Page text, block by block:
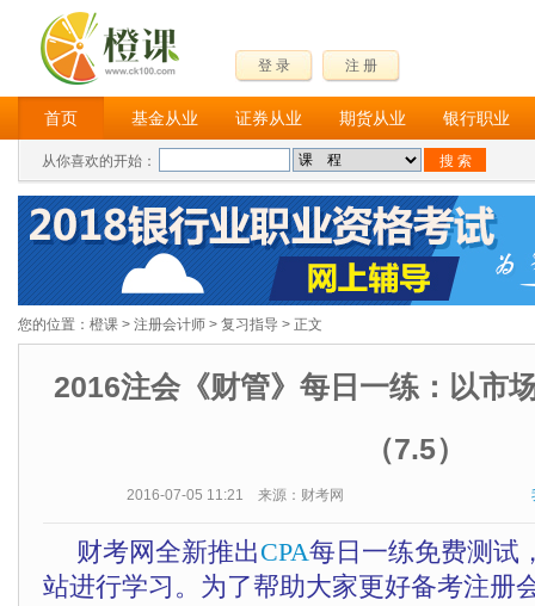
登 录 注 册
首页 基金从业 证券从业 期货从业 银行职业
从你喜欢的开始：
您的位置： 橙课 > 注册会计师 > 复习指导 > 正文
2016注会《财管》每日一练：以市
（7.5）
2016-07-05 11:21 来源：财考网
财考网全新推出CPA每日一练免费测试
站进行学习。为了帮助大家更好备考注册